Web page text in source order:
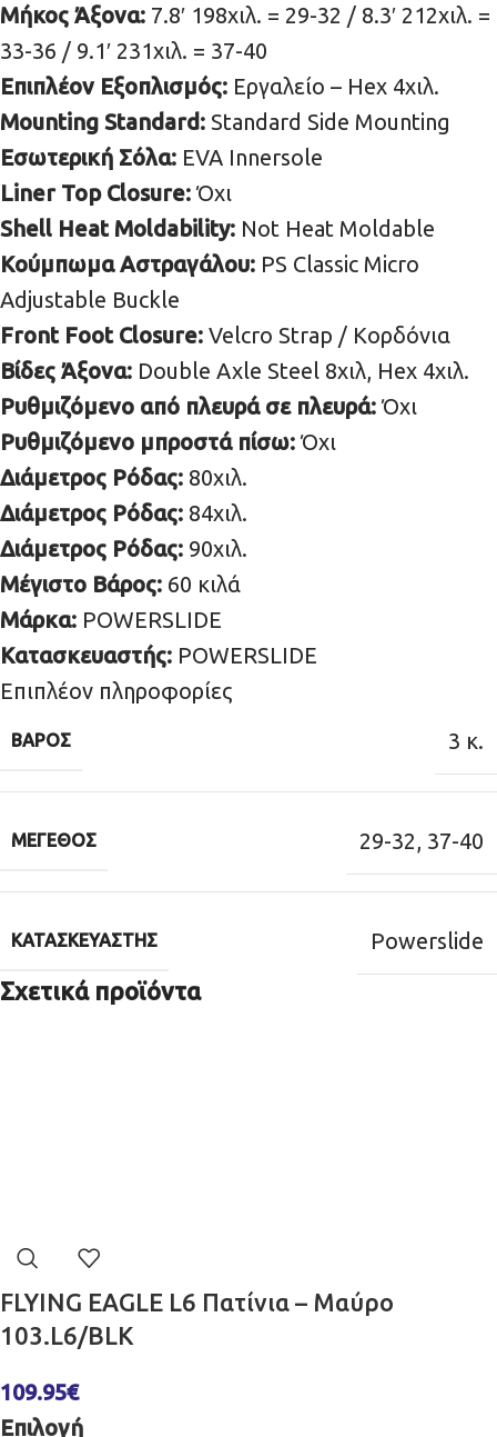
Μήκος Άξονα: 7.8′ 198χιλ. = 29-32 / 8.3′ 212χιλ. =
33-36 / 9.1′ 231χιλ. = 37-40
Επιπλέον Εξοπλισμός: Εργαλείο – Hex 4χιλ.
Mounting Standard: Standard Side Mounting
Εσωτερική Σόλα: EVA Innersole
Liner Top Closure:Όχι
Shell Heat Moldability: Not Heat Moldable
Κούμπωμα Αστραγάλου: PS Classic Micro
Adjustable Buckle
Front Foot Closure: Velcro Strap / Κορδόνια
Βίδες Άξονα: Double Axle Steel 8χιλ, Hex 4χιλ.
Ρυθμιζόμενο από πλευρά σε πλευρά:Όχι
Ρυθμιζόμενο μπροστά πίσω:Όχι
Διάμετρος Ρόδας: 80χιλ.
Διάμετρος Ρόδας: 84χιλ.
Διάμετρος Ρόδας: 90χιλ.
Μέγιστο Βάρος: 60 κιλά
Μάρκα: POWERSLIDE
Κατασκευαστής: POWERSLIDE
Επιπλέον πληροφορίες
ΒΆΡΟΣ 3 κ.
ΜΈΓΕΘΟΣ 29-32, 37-40
ΚΑΤΑΣΚΕΥΑΣΤΉΣ Powerslide
Σχετικά προϊόντα
FLYING EAGLE L6 Πατίνια – Μαύρο
103.L6/BLK
109.95€
Επιλογή